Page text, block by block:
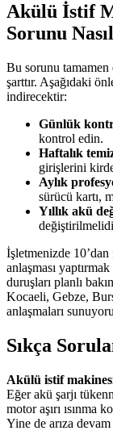
Akülü İstif
Sorunu
Bu sorunu
şarttır. Aşağıdaki
indirecektir:
Günlük
kontrol edin.
Haftalık
girişlerini
Aylık
sürücü kartı,
Yıllık akü
İşletmenizde
anlaşması
duruşları planlı
Kocaeli, Gebze,
anlaşmaları
Sıkça
Akülü istif
Eğer akü şarjı
motor aşırı ısınma
Yine de arıza